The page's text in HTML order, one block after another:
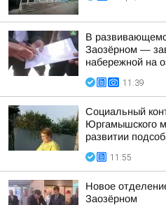
В
Заозёрном —
набережной на
11:39
Социальный
Юргамышского
развитии
11:55
Новое
Заозёрном